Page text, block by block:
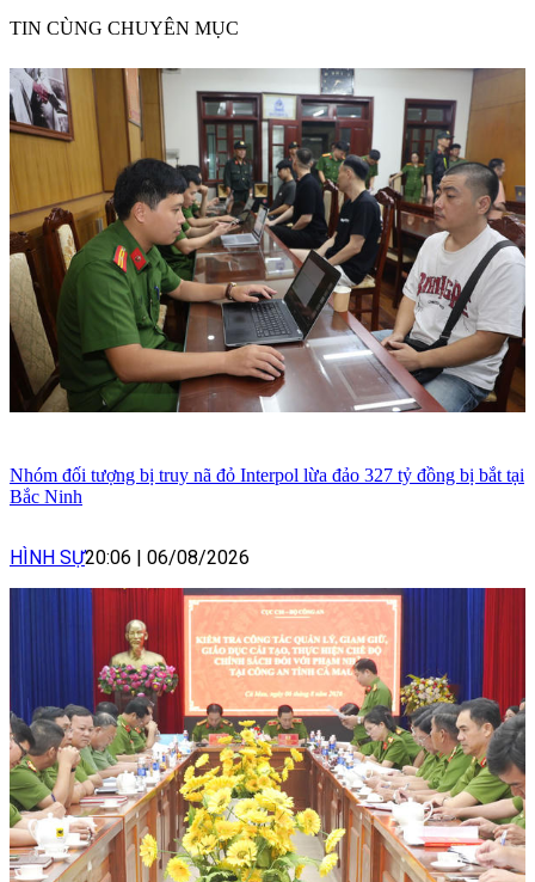
TIN CÙNG CHUYÊN MỤC
Nhóm đối tượng bị truy nã đỏ Interpol lừa đảo 327 tỷ đồng bị bắt tại
Bắc Ninh
HÌNH SỰ20:06 06/08/2026